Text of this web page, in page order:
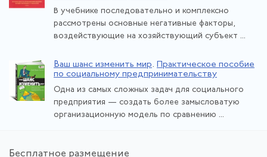
В учебнике последовательно и комплексно
рассмотрены основные негативные факторы,
воздействующие на хозяйствующий субъект ...
Ваш шанс изменить мир. Практическое пособие
по социальному предпринимательству
Одна из самых сложных задач для социального
предприятия — создать более замысловатую
организационную модель по сравнению ...
Бесплатное размещение